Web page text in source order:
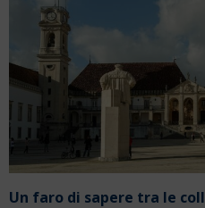
Un faro di sapere tra le